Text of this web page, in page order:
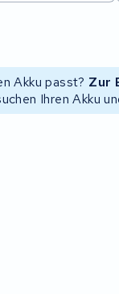
Akku passt? Zur
Ihren Akku